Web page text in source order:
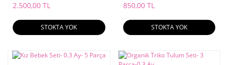
2.500,00 TL
STOKTA YOK
850,00 TL
STOKTA YOK